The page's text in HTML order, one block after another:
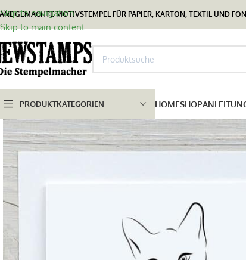
Skip to navigation
Skip to main content
MOTIVSTEMPEL FÜR PAPIER, KARTON, TEXTIL UND
PRODUKTKATEGORIEN HOMESHOP